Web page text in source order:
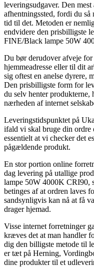
leveringsudgaver. Den
afhentningssted, fordi du
tid til det. Metoden er
endvidere den prisbilligste
FINE/Black lampe 50W
Du bør derudover afveje
hjemmeadresse eller til dit
sig oftest en anelse dyrere,
Den prisbilligste form for
du selv henter
nærheden af internet
Leveringstidspunktet på
ifald vi skal bruge din ordre
essentielt at vi checker det
pågældende produkt.
En stor portion online
dag levering på utallige
lampe 50W 4000K CRI90,
betinges af at ordren laves
sandsynligvis kan nå at få
drager hjemad.
Visse internet forretninger
kræves det at man handler
dig den billigste metode til
er tæt på Herning,
dine produkter til et